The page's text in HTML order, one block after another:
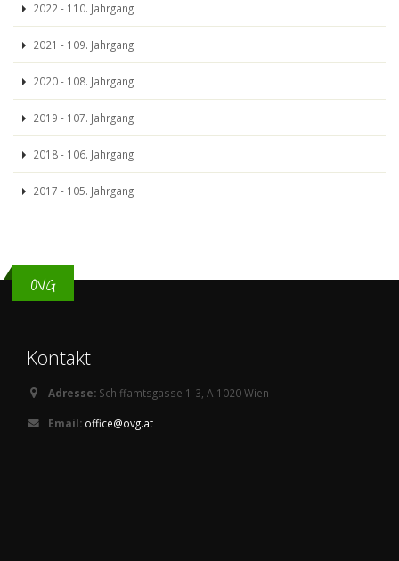
2022 - 110. Jahrgang
2021 - 109. Jahrgang
2020 - 108. Jahrgang
2019 - 107. Jahrgang
2018 - 106. Jahrgang
2017 - 105. Jahrgang
OVG
Kontakt
Adresse: Schiffamtsgasse 1-3, A-1020 Wien
Email: office@ovg.at